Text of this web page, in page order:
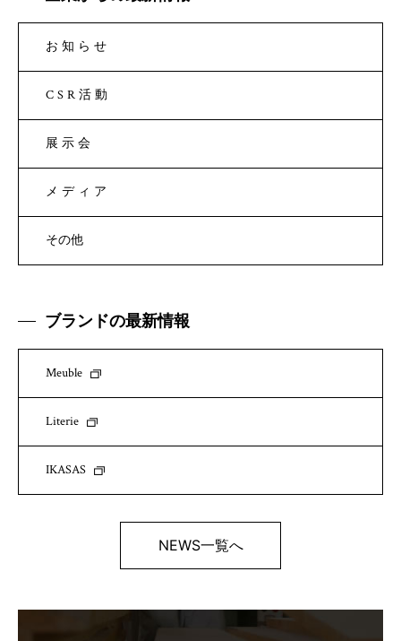
お知らせ
CSR活動
展示会
メディア
その他
ブランドの最新情報
Meuble
Literie
IKASAS
NEWS一覧へ